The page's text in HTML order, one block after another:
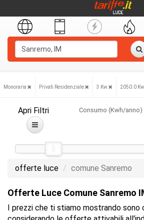
Monoraria Privati Residenziale 3 Kw 2050.0
Apri Filtri Consumo (Kwh/anno)
offerte luce comune Sanremo
Offerte Luce Comune Sanremo
I prezzi che ti stiamo mostrando sono